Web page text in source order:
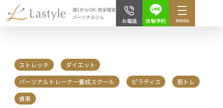
お電話 体験予約 menu
ストレッチ
ダイエット
パーソナルトレーナー養成スクール
ピラティス
筋トレ
食事